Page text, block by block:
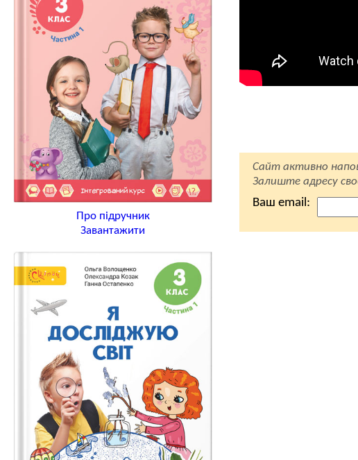
Про підручник
Завантажити
Сайт активно
Залиште адресу
Ваш email: